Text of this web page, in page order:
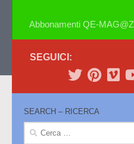
Abbonamenti QE-
SEGUICI:
SEARCH – RICERCA
Ricerca